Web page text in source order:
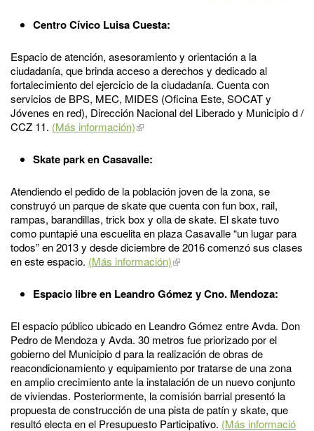
Centro Cívico Luisa Cuesta:
Espacio de atención, asesoramiento y orientación a la
ciudadanía, que brinda acceso a derechos y dedicado al
fortalecimiento del ejercicio de la ciudadanía. Cuenta con
servicios de BPS, MEC, MIDES (Oficina Este, SOCAT y
Jóvenes en red), Dirección Nacional del Liberado y Municipio d /
CCZ 11. (Más información)
Skate park en Casavalle:
Atendiendo el pedido de la población joven de la zona, se
construyó un parque de skate que cuenta con fun box, rail,
rampas, barandillas, trick box y olla de skate. El skate tuvo
como puntapié una escuelita en plaza Casavalle “un lugar para
todos” en 2013 y desde diciembre de 2016 comenzó sus clases
en este espacio. (Más información)
Espacio libre en Leandro Gómez y Cno. Mendoza:
El espacio público ubicado en Leandro Gómez entre Avda. Don
Pedro de Mendoza y Avda. 30 metros fue priorizado por el
gobierno del Municipio d para la realización de obras de
reacondicionamiento y equipamiento por tratarse de una zona
en amplio crecimiento ante la instalación de un nuevo conjunto
de viviendas. Posteriormente, la comisión barrial presentó la
propuesta de construcción de una pista de patín y skate, que
resultó electa en el Presupuesto Participativo. (Más informació